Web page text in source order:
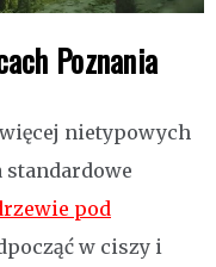
Poznania
nietypowych
standardowe
pod
w ciszy i